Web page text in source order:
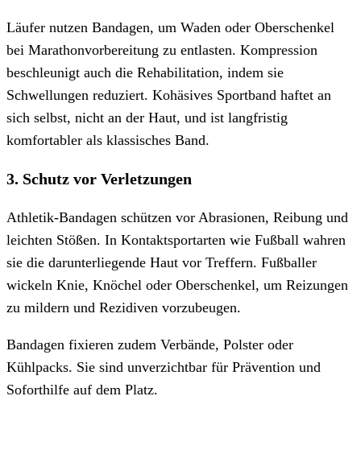
Läufer nutzen Bandagen, um Waden oder Oberschenkel
bei Marathonvorbereitung zu entlasten. Kompression
beschleunigt auch die Rehabilitation, indem sie
Schwellungen reduziert. Kohäsives Sportband haftet an
sich selbst, nicht an der Haut, und ist langfristig
komfortabler als klassisches Band.
3. Schutz vor Verletzungen
Athletik-Bandagen schützen vor Abrasionen, Reibung und
leichten Stößen. In Kontaktsportarten wie Fußball wahren
sie die darunterliegende Haut vor Treffern. Fußballer
wickeln Knie, Knöchel oder Oberschenkel, um Reizungen
zu mildern und Rezidiven vorzubeugen.
Bandagen fixieren zudem Verbände, Polster oder
Kühlpacks. Sie sind unverzichtbar für Prävention und
Soforthilfe auf dem Platz.